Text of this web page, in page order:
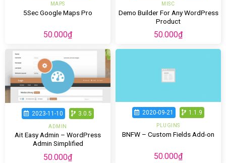
MAPS
5Sec Google Maps Pro
50.000₫
MISC
Demo Builder For Any WordPress
Product
50.000₫
2023-11-10 3.0.5
ADMIN
Ait Easy Admin – WordPress
Admin Simplified
50.000₫
2020-09-21 1.1.9
PLUGINS
BNFW – Custom Fields Add-on
50.000₫